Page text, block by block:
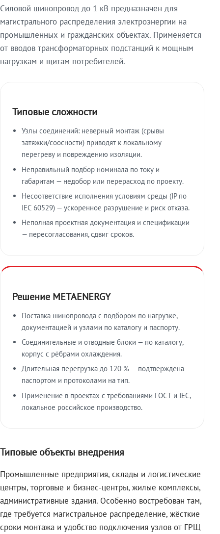
Силовой шинопровод до 1 кВ предназначен для
магистрального распределения электроэнергии на
промышленных и гражданских объектах. Применяется
от вводов трансформаторных подстанций к мощным
нагрузкам и щитам потребителей.
Типовые сложности
Узлы соединений: неверный монтаж (срывы
затяжки/соосности) приводят к локальному
перегреву и повреждению изоляции.
Неправильный подбор номинала по току и
габаритам — недобор или перерасход по проекту.
Несоответствие исполнения условиям среды (IP по
IEC 60529) — ускоренное разрушение и риск отказа.
Неполная проектная документация и спецификации
— пересогласования, сдвиг сроков.
Решение METAENERGY
Поставка шинопровода с подбором по нагрузке,
документацией и узлами по каталогу и паспорту.
Соединительные и отводные блоки — по каталогу,
корпус с рёбрами охлаждения.
Длительная перегрузка до 120 % — подтверждена
паспортом и протоколами на тип.
Применение в проектах с требованиями ГОСТ и IEC,
локальное российское производство.
Типовые объекты внедрения
Промышленные предприятия, склады и логистические
центры, торговые и бизнес-центры, жилые комплексы,
административные здания. Особенно востребован там,
где требуется магистральное распределение, жёсткие
сроки монтажа и удобство подключения узлов от ГРЩ